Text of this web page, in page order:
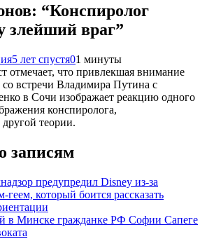
“Конспиролог
злейший враг”
5 лет спустя01 минуты
отмечает, что привлекшая внимание
встречи Владимира Путина с
в Сочи изображает реакцию одного
конспиролога,
теории.
записям
предупредил Disney из-за
геем, который боится рассказать
в Минске гражданке РФ Софии Сапеге